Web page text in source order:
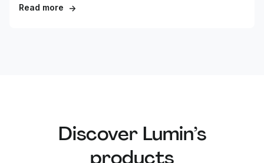
données pour des présentations, convertir Excel en
Read more →
Discover Lumin’s
products